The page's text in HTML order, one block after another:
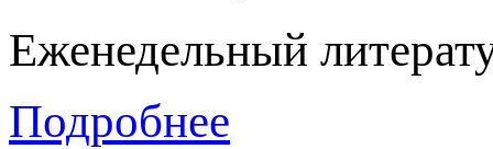
Еженедельный
Подробнее